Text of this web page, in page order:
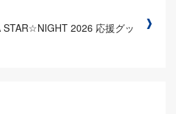
STAR☆NIGHT 2026 応援グッ